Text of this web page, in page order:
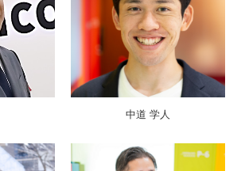
中道 学人